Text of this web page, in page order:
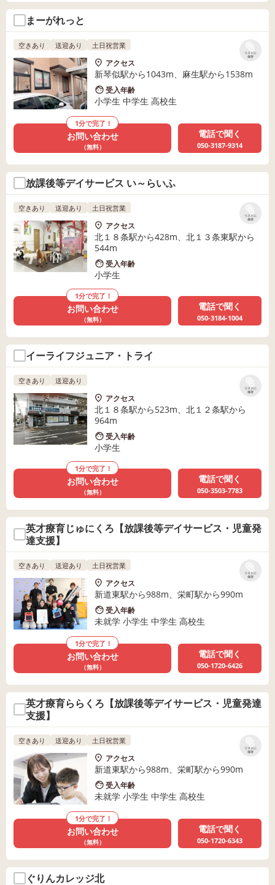
まーがれっと
リストに
保存
空きあり 送迎あり 土日祝営業
アクセス
新琴似駅から1043m、麻生駅から1538m
受入年齢
小学生 中学生 高校生
1分で完了！
お問い合わせ
（無料）
電話で聞く
050-3187-9314
放課後等デイサービス い～らいふ
リストに
保存
空きあり 送迎あり 土日祝営業
アクセス
北１８条駅から428m、北１３条東駅から
544m
受入年齢
小学生
1分で完了！
お問い合わせ
（無料）
電話で聞く
050-3184-1004
イーライフジュニア・トライ
リストに
保存
空きあり 送迎あり
アクセス
北１８条駅から523m、北１２条駅から
964m
受入年齢
小学生
1分で完了！
お問い合わせ
（無料）
電話で聞く
050-3503-7783
英才療育じゅにくろ【放課後等デイサービス・児童発
達支援】
リストに
保存
空きあり 送迎あり 土日祝営業
アクセス
新道東駅から988m、栄町駅から990m
受入年齢
未就学 小学生 中学生 高校生
1分で完了！
お問い合わせ
（無料）
電話で聞く
050-1720-6426
英才療育ららくろ【放課後等デイサービス・児童発達
支援】
リストに
保存
空きあり 送迎あり 土日祝営業
アクセス
新道東駅から988m、栄町駅から990m
受入年齢
未就学 小学生 中学生 高校生
1分で完了！
お問い合わせ
（無料）
電話で聞く
050-1720-6343
ぐりんカレッジ北